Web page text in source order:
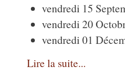
vendredi 15
vendredi 20
vendredi 01
Lire la suite...